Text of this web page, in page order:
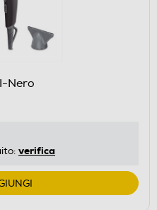
Nero
verifica